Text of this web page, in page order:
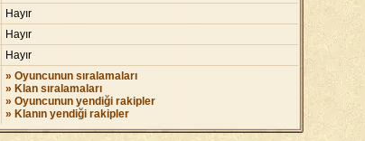
Hayır
Hayır
Hayır
» Oyuncunun sıralamaları
» Klan sıralamaları
» Oyuncunun yendiği rakipler
» Klanın yendiği rakipler